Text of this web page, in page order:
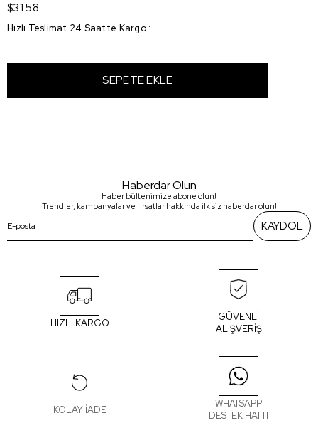
$31.58
Hızlı Teslimat 24 Saatte Kargo :
Haberdar Olun
Haber bültenimize abone olun!
Trendler, kampanyalar ve fırsatlar hakkında ilk siz haberdar olun!
KAYDOL
HIZLI KARGO
GÜVENLİ
ALIŞVERİŞ
KOLAY İADE
WHATSAPP
DESTEK HATTI